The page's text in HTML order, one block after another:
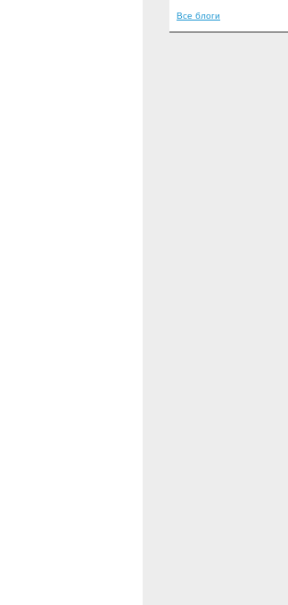
Все блоги